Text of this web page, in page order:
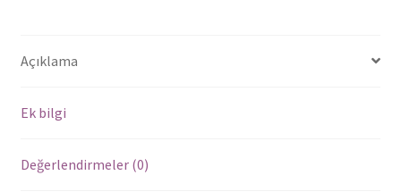
Merdiven
adet
Açıklama
Ek bilgi
Değerlendirmeler (0)